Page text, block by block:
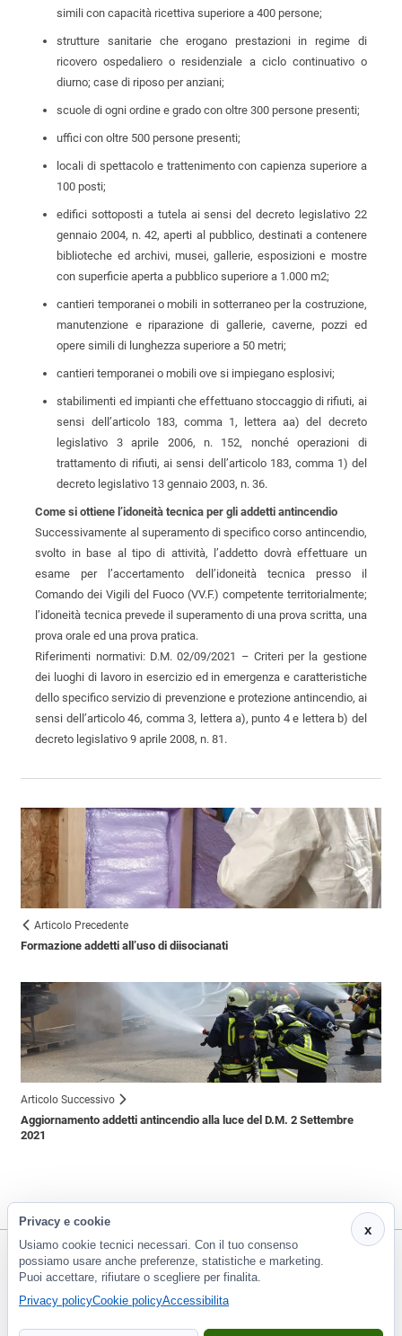
simili con capacità ricettiva superiore a 400 persone;
strutture sanitarie che erogano prestazioni in regime di
ricovero ospedaliero o residenziale a ciclo continuativo o
diurno; case di riposo per anziani;
scuole di ogni ordine e grado con oltre 300 persone presenti;
uffici con oltre 500 persone presenti;
locali di spettacolo e trattenimento con capienza superiore a
100 posti;
edifici sottoposti a tutela ai sensi del decreto legislativo 22
gennaio 2004, n. 42, aperti al pubblico, destinati a contenere
biblioteche ed archivi, musei, gallerie, esposizioni e mostre
con superficie aperta a pubblico superiore a 1.000 m2;
cantieri temporanei o mobili in sotterraneo per la costruzione,
manutenzione e riparazione di gallerie, caverne, pozzi ed
opere simili di lunghezza superiore a 50 metri;
cantieri temporanei o mobili ove si impiegano esplosivi;
stabilimenti ed impianti che effettuano stoccaggio di rifiuti, ai
sensi dell’articolo 183, comma 1, lettera aa) del decreto
legislativo 3 aprile 2006, n. 152, nonché operazioni di
trattamento di rifiuti, ai sensi dell’articolo 183, comma 1) del
decreto legislativo 13 gennaio 2003, n. 36.
Come si ottiene l’idoneità tecnica per gli addetti antincendio
Successivamente al superamento di specifico corso antincendio,
svolto in base al tipo di attività, l’addetto dovrà effettuare un
esame per l’accertamento dell’idoneità tecnica presso il
Comando dei Vigili del Fuoco (VV.F.) competente territorialmente;
l’idoneità tecnica prevede il superamento di una prova scritta, una
prova orale ed una prova pratica.
Riferimenti normativi: D.M. 02/09/2021 – Criteri per la gestione
dei luoghi di lavoro in esercizio ed in emergenza e caratteristiche
dello specifico servizio di prevenzione e protezione antincendio, ai
sensi dell’articolo 46, comma 3, lettera a), punto 4 e lettera b) del
decreto legislativo 9 aprile 2008, n. 81.
Articolo Precedente
Formazione addetti all’uso di diisocianati
Articolo Successivo
Aggiornamento addetti antincendio alla luce del D.M. 2 Settembre
2021
953929
x
Privacy e cookie
Usiamo cookie tecnici necessari. Con il tuo consenso
possiamo usare anche preferenze, statistiche e marketing.
Puoi accettare, rifiutare o scegliere per finalita.
Privacy policyCookie policyAccessibilita